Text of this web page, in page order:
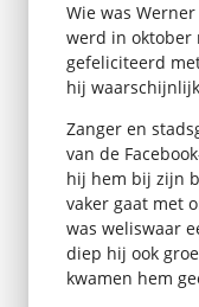
Wie was
werd in oktober
gefeliciteerd
hij
Zanger en
van de
hij hem bij zijn
vaker gaat met
was weliswaar
diep hij ook
kwamen hem